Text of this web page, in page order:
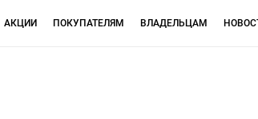
АКЦИИ ПОКУПАТЕЛЯМ ВЛАДЕЛЬЦАМ